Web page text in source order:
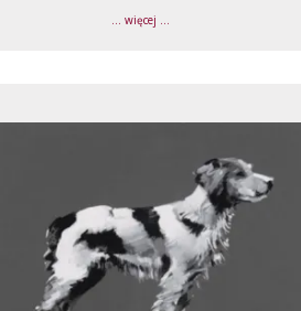
... więcej ...